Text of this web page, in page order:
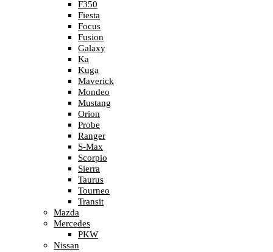
F350
Fiesta
Focus
Fusion
Galaxy
Ka
Kuga
Maverick
Mondeo
Mustang
Orion
Probe
Ranger
S-Max
Scorpio
Sierra
Taurus
Tourneo
Transit
Mazda
Mercedes
PKW
Nissan